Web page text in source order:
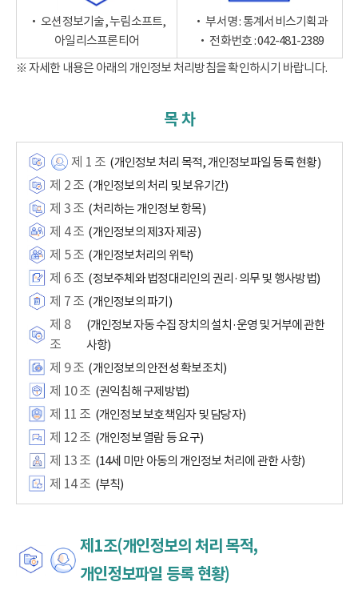
‧ 오션정보기술, 누림소프트,
아일리스프론티어
‧ 부서명 : 통계서비스기획과
‧ 전화번호 : 042-481-2389
※ 자세한 내용은 아래의 개인정보 처리방침을 확인하시기 바랍니다.
목 차
제 1 조 (개인정보 처리 목적, 개인정보파일 등록 현황)
제 2 조 (개인정보의 처리 및 보유기간)
제 3 조 (처리하는 개인정보 항목)
제 4 조 (개인정보의 제3자 제공)
제 5 조 (개인정보처리의 위탁)
제 6 조 (정보주체와 법정대리인의 권리·의무 및 행사방법)
제 7 조 (개인정보의 파기)
제 8
조
(개인정보 자동 수집 장치의 설치·운영 및 거부에 관한
사항)
제 9 조 (개인정보의 안전성 확보조치)
제 10 조 (권익침해 구제방법)
제 11 조 (개인정보 보호책임자 및 담당자)
제 12 조 (개인정보 열람 등 요구)
제 13 조 (14세 미만 아동의 개인정보 처리에 관한 사항)
제 14 조 (부칙)
제1조(개인정보의 처리 목적,
개인정보파일 등록 현황)